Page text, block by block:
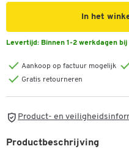
In het
Levertijd: Binnen 1-2 werkdagen bij
Aankoop op factuur mogelijk
Gratis retourneren
Product- en
Productbeschrijving